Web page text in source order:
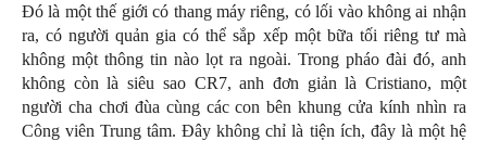
Đó là một thế giới có thang máy riêng, có lối vào không ai nhận
ra, có người quản gia có thể sắp xếp một bữa tối riêng tư mà
không một thông tin nào lọt ra ngoài. Trong pháo đài đó, anh
không còn là siêu sao CR7, anh đơn giản là Cristiano, một
người cha chơi đùa cùng các con bên khung cửa kính nhìn ra
Công viên Trung tâm. Đây không chỉ là tiện ích, đây là một hệ